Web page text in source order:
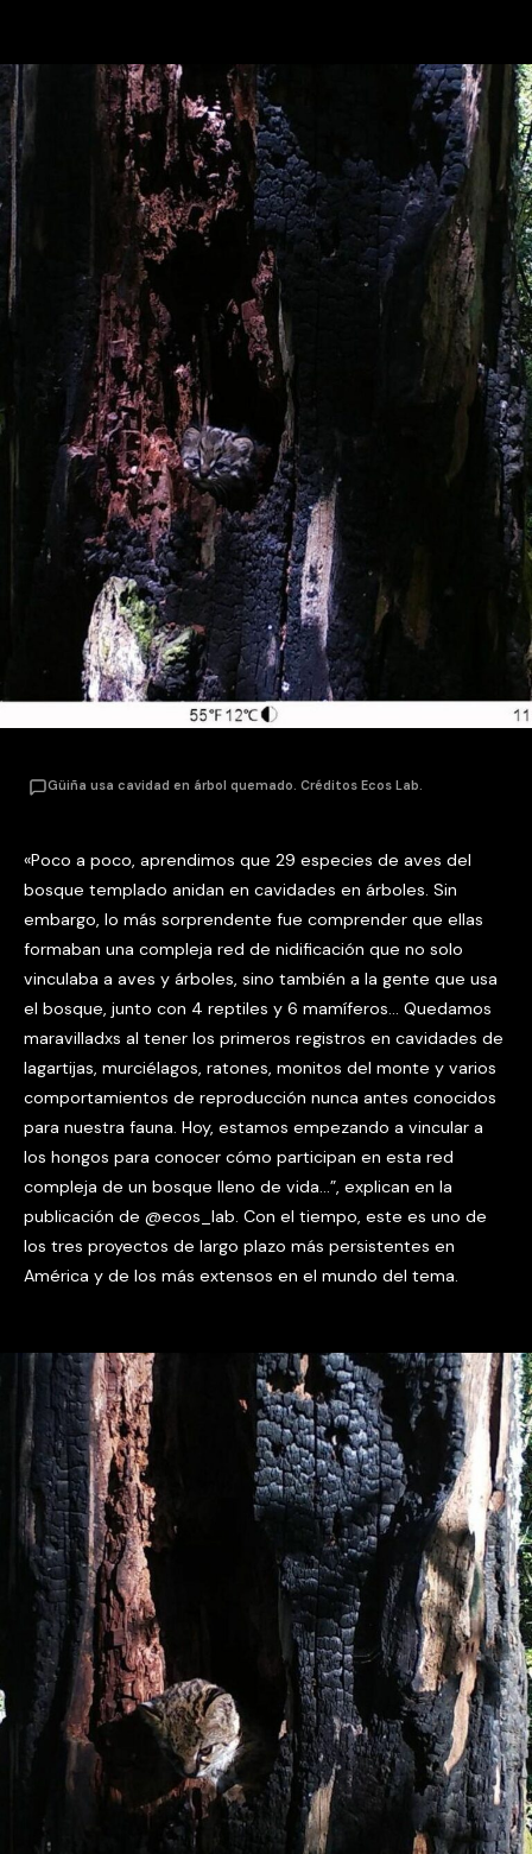
Güiña usa cavidad en árbol quemado. Créditos Ecos Lab.
«Poco a poco, aprendimos que 29 especies de aves del
bosque templado anidan en cavidades en árboles. Sin
embargo, lo más sorprendente fue comprender que ellas
formaban una compleja red de nidificación que no solo
vinculaba a aves y árboles, sino también a la gente que usa
el bosque, junto con 4 reptiles y 6 mamíferos… Quedamos
maravilladxs al tener los primeros registros en cavidades de
lagartijas, murciélagos, ratones, monitos del monte y varios
comportamientos de reproducción nunca antes conocidos
para nuestra fauna. Hoy, estamos empezando a vincular a
los hongos para conocer cómo participan en esta red
compleja de un bosque lleno de vida…”, explican en la
publicación de @ecos_lab. Con el tiempo, este es uno de
los tres proyectos de largo plazo más persistentes en
América y de los más extensos en el mundo del tema.